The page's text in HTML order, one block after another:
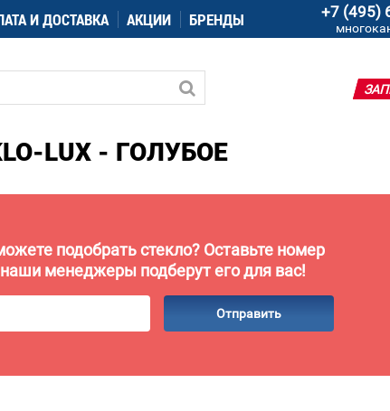
И ДОСТАВКА АКЦИИ БРЕНДЫ +7 (495)
LUX - ГОЛУБОЕ
подобрать стекло? Оставьте номер
менеджеры подберут его для вас!
Отправить